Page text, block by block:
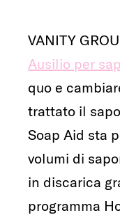
VANITY
Ausilio per
quo e
trattato il
Soap Aid sta
volumi di
in discarica
programma